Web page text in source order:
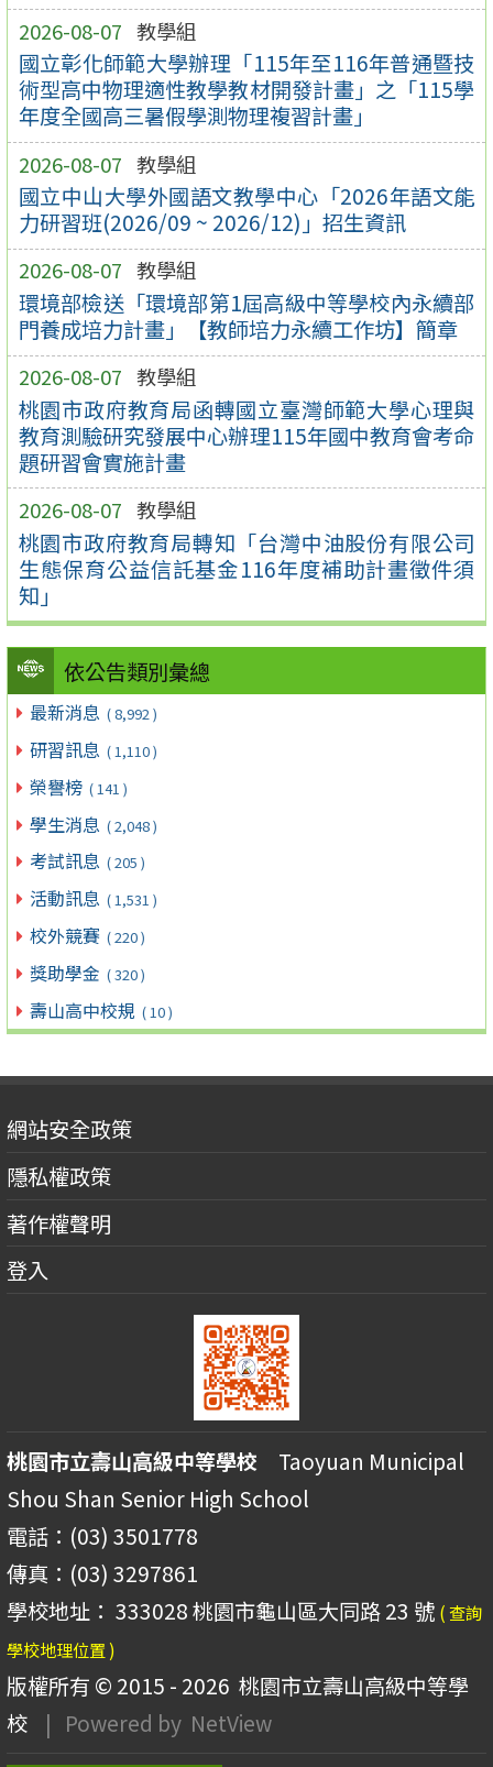
2026-08-07 教學組
國立彰化師範大學辦理「115年至116年普通暨技
術型高中物理適性教學教材開發計畫」之「115學
年度全國高三暑假學測物理複習計畫」
2026-08-07 教學組
國立中山大學外國語文教學中心「2026年語文能
力研習班(2026/09 ~ 2026/12)」招生資訊
2026-08-07 教學組
環境部檢送「環境部第1屆高級中等學校內永續部
門養成培力計畫」【教師培力永續工作坊】簡章
2026-08-07 教學組
桃園市政府教育局函轉國立臺灣師範大學心理與
教育測驗研究發展中心辦理115年國中教育會考命
題研習會實施計畫
2026-08-07 教學組
桃園市政府教育局轉知「台灣中油股份有限公司
生態保育公益信託基金116年度補助計畫徵件須
知」
依公告類別彙總
最新消息 ( 8,992 )
研習訊息 ( 1,110 )
榮譽榜 ( 141 )
學生消息 ( 2,048 )
考試訊息 ( 205 )
活動訊息 ( 1,531 )
校外競賽 ( 220 )
獎助學金 ( 320 )
壽山高中校規 ( 10 )
網站安全政策
隱私權政策
著作權聲明
登入
桃園市立壽山高級中等學校 Taoyuan Municipal
Shou Shan Senior High School
電話：(03) 3501778
傳真：(03) 3297861
學校地址： 333028 桃園市龜山區大同路 23 號 ( 查詢
學校地理位置 )
版權所有 © 2015 - 2026 桃園市立壽山高級中等學
校
| Powered by NetView